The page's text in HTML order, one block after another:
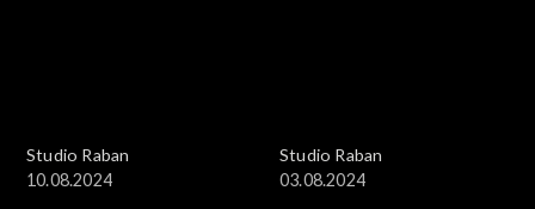
Studio Raban
10.08.2024
Studio Raban
03.08.2024